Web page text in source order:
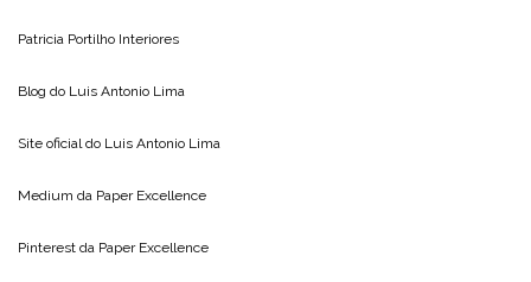
Patricia Portilho Interiores
Blog do Luis Antonio Lima
Site oficial do Luis Antonio Lima
Medium da Paper Excellence
Pinterest da Paper Excellence